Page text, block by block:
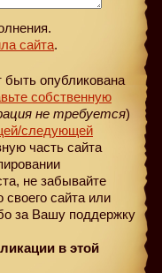
сайта.
опубликована
собственную
не требуется)
/следующей
часть сайта
не забывайте
сайта или
за Вашу поддержку
в этой